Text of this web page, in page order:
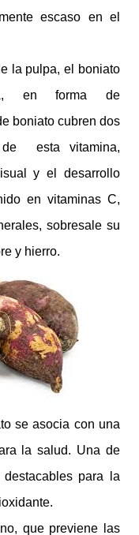
escaso en el
la pulpa, el boniato
en forma de
boniato cubren dos
de esta vitamina,
y el desarrollo
en vitaminas C,
sobresale su
y hierro.
se asocia con una
la salud. Una de
para la
que previene las